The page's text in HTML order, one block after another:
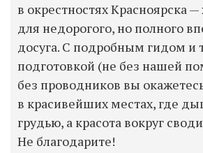
в окрестностях Красноярска
для недорогого, но полного
досуга. С подробным гидом и
подготовкой (не без нашей
без проводников вы
в красивейших местах, где
грудью, а красота вокруг
Не благодарите!